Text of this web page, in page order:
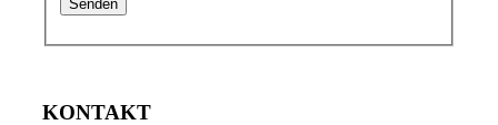
KONTAKT